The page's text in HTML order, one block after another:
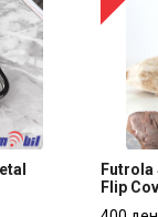
Futrola
Flip